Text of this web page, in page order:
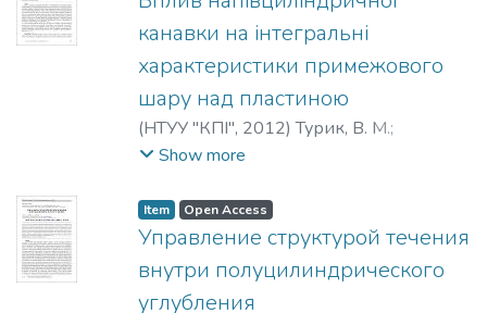
канавки на інтегральні
характеристики примежового
шару над пластиною
(НТУУ "КПІ", 2012)Турик, В. М.;
Воскобійник, В. А.
Show more
Item Open Access
Управление структурой течения
внутри полуцилиндрического
углубления